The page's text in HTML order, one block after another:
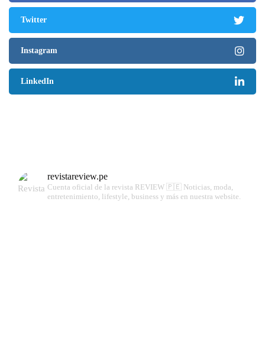
Twitter
Instagram
LinkedIn
revistareview.pe
Cuenta oficial de la revista REVIEW 🇵🇪 Noticias, moda,
entretenimiento, lifestyle, business y más en nuestra website.